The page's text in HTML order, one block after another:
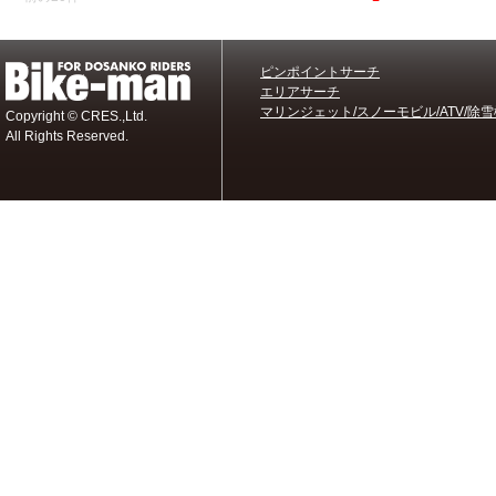
Copyright © CRES.,Ltd.
All Rights Reserved.
ピンポイントサーチ
エリアサーチ
マリンジェット/スノーモビル/ATV/除